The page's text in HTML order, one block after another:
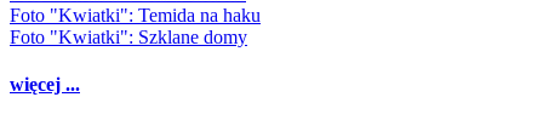
Foto "Kwiatki": Temida na haku
Foto "Kwiatki": Szklane domy
więcej ...